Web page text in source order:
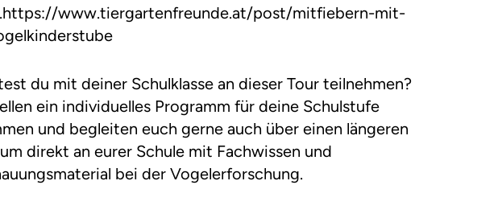
www.tiergartenfreunde.at/post/mitfiebern-mit-
du mit deiner Schulklasse an dieser Tour teilnehmen?
ein individuelles Programm für deine Schulstufe
und begleiten euch gerne auch über einen längeren
direkt an eurer Schule mit Fachwissen und
bei der Vogelerforschung.